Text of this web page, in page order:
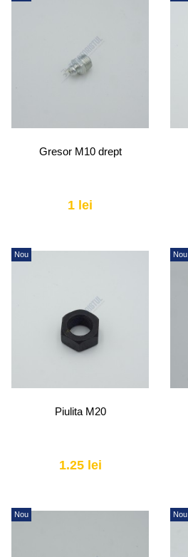
Gresor M10 drept
1 lei
Nou
Piulita M20
1.25 lei
Nou
Nou Nou